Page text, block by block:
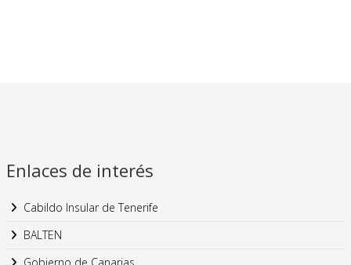
Enlaces de interés
Cabildo Insular de Tenerife
BALTEN